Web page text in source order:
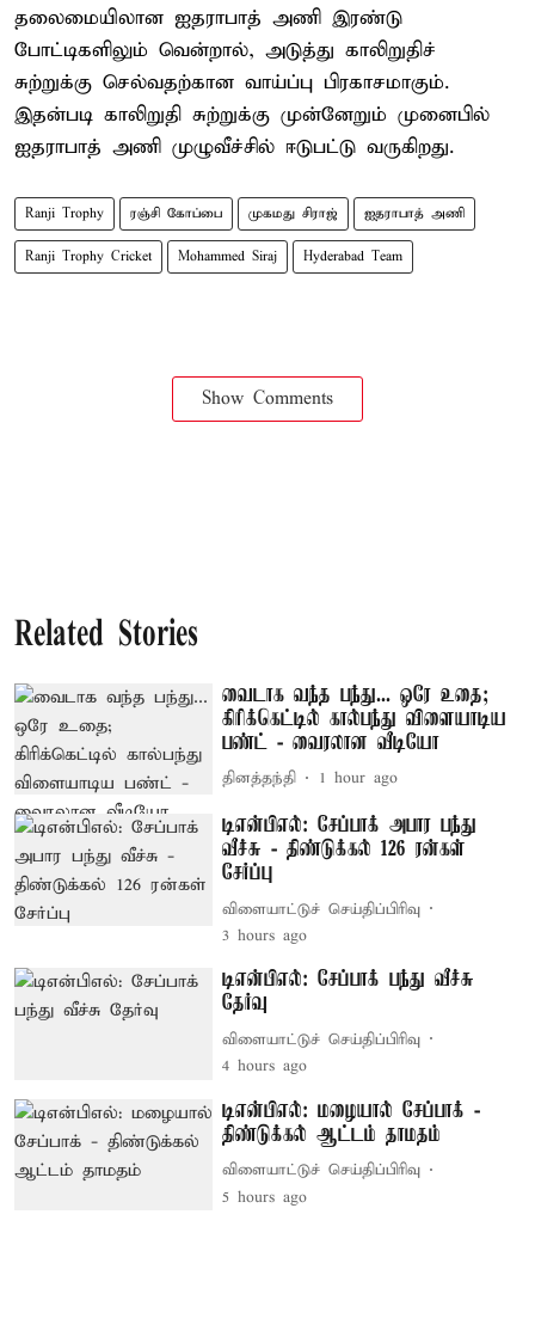
தலைமையிலான ஐதராபாத் அணி இரண்டு
போட்டிகளிலும் வென்றால், அடுத்து காலிறுதிச்
சுற்றுக்கு செல்வதற்கான வாய்ப்பு பிரகாசமாகும்.
இதன்படி காலிறுதி சுற்றுக்கு முன்னேறும் முனைபில்
ஐதராபாத் அணி முழுவீச்சில் ஈடுபட்டு வருகிறது.
Ranji Trophy ரஞ்சி கோப்பை முகமது சிராஜ் ஐதராபாத் அணி
Ranji Trophy Cricket Mohammed Siraj Hyderabad Team
Show Comments
Related Stories
வைடாக வந்த பந்து... ஒரே உதை;
கிரிக்கெட்டில் கால்பந்து விளையாடிய
பண்ட் - வைரலான வீடியோ
தினத்தந்தி 1 hour ago
டிஎன்பிஎல்: சேப்பாக் அபார பந்து
வீச்சு - திண்டுக்கல் 126 ரன்கள்
சேர்ப்பு
விளையாட்டுச் செய்திப்பிரிவு
3 hours ago
டிஎன்பிஎல்: சேப்பாக் பந்து வீச்சு
தேர்வு
விளையாட்டுச் செய்திப்பிரிவு
4 hours ago
டிஎன்பிஎல்: மழையால் சேப்பாக் -
திண்டுக்கல் ஆட்டம் தாமதம்
விளையாட்டுச் செய்திப்பிரிவு
5 hours ago